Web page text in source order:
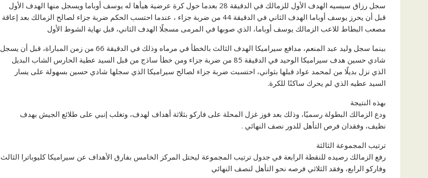
سجل رزاق سيسيه الهدف الأول للزمالك في الدقيقة 28 بعدما حول كرة عرضية هيأها له يوسف أوباما ويسجل منها الهدف الأول
قبل أن يحرز يوسف أوباما الهدف الثاني في الدقيقة 44 من ضربة جزاء ، عندما احتسب الحكم ضربة جزاء لصالح الزمالك بعد إعاقة
مصعب البطاط للاعب الزمالك يوسف أوباما، الذي صوبها في المرمى مسجلًا الهدف الثاني، قبل نهاية الشوط الأول
بينما سجل وليد عبد المنعم، مدافع سيراميكا الهدف الثالث بالخطأ في مرماه وذلك في الدقيقة 66 من زمن المباراة، قبل أن يسجل
شادي حسين هدف سيراميكا الوحيد في الدقيقة 85 من ضربة جزاء ومن خطأ ساذج من قبل السيد عطية الحارس الشاب البديل
الذي نزل بديلًا من لمحمد عواد قبلها بثواني، احتسبت ضربة جزاء لصالح سيراميكا الذي سجلها شادي حسين بسهولة على يسار
السيد عطيه الذي لم يحرك ساكنًا للكرة.
بهذه النتيجة
ودع الزمالك البطولة رسميًا، وذلك بعد فوز غزل المحلة على فاركو بثلاثة أهداف لهدف، وتغلب إنبي على طلائع الجيش بهدف
نظيف، وفقدان فرص التأهل للدور نصف النهائي .
ترتيب المجموعة الثالثة
رفع الزمالك رصيده للنقطة الرابعة في جدول ترتيب المجموعة ليحتل المركز الخامس بفارق الأهداف عن سيراميكا كليوباترا الثالث
وفاركو الرابع، وفقد الثلاثي فرصه نحو التأهل لنصف النهائي